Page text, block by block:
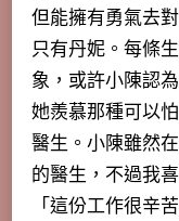
但能擁有勇氣去
只有丹妮。每條
象，或許小陳認
她羨慕那種可以
醫生。小陳雖然
的醫生， 不過我
「這份工作很辛